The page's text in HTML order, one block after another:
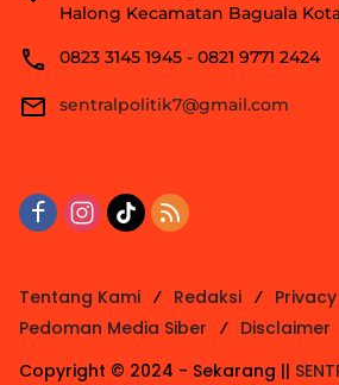
Halong Kecamatan Baguala
0823 3145 1945 - 0821 9771 2424
sentralpolitik7@gmail.com
Tentang Kami Redaksi
Pedoman Media Siber
Disclaimer
Copyright © 2024 - Sekarang ||